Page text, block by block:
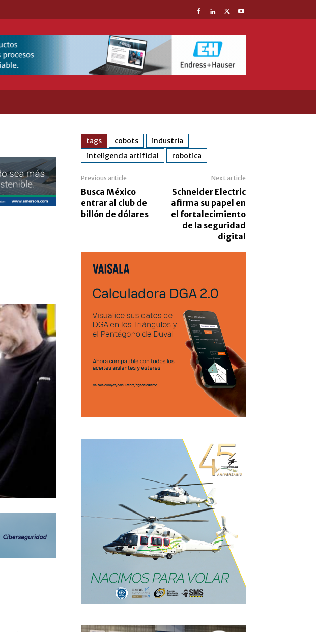
tags cobots
industria
inteligencia artificial
robotica
Previous article
Busca México
entrar al club de
billón de dólares
Next article
Schneider Electric
afirma su papel en
el fortalecimiento
de la seguridad
digital